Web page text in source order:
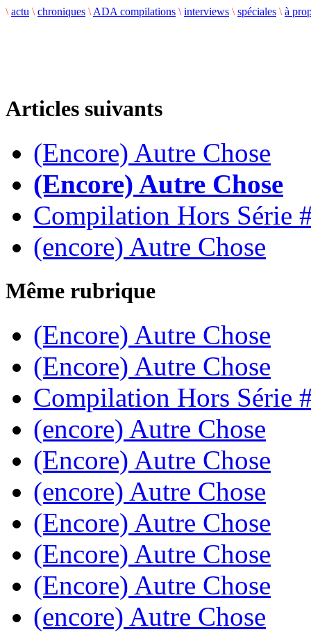
\ actu \ chroniques \ ADA compilations \ interviews \ spéciales \ à
Articles suivants
(Encore) Autre Chose
(Encore) Autre Chose
Compilation Hors Série
(encore) Autre Chose
Même rubrique
(Encore) Autre Chose
(Encore) Autre Chose
Compilation Hors Série
(encore) Autre Chose
(Encore) Autre Chose
(encore) Autre Chose
(Encore) Autre Chose
(Encore) Autre Chose
(Encore) Autre Chose
(encore) Autre Chose